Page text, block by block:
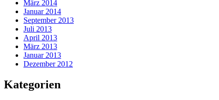
März 2014
Januar 2014
September 2013
Juli 2013
April 2013
März 2013
Januar 2013
Dezember 2012
Kategorien